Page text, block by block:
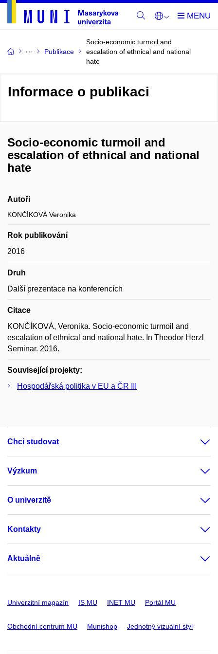
Publikace
Socio-economic turmoil and
escalation of ethnical and national
hate
Informace o publikaci
Socio-economic turmoil and
escalation of ethnical and national
hate
Autoři
KONČÍKOVÁ Veronika
Rok publikování
2016
Druh
Další prezentace na konferencích
Citace
KONČÍKOVÁ, Veronika. Socio-economic turmoil and
escalation of ethnical and national hate. In Theodor Herzl
Seminar. 2016.
Související projekty:
Hospodářská politika v EU a ČR III
Chci studovat
Výzkum
O univerzitě
Kontakty
Aktuálně
Univerzitní magazín IS MU INET MU Portál MU
Obchodní centrum MU Munishop Jednotný vizuální styl